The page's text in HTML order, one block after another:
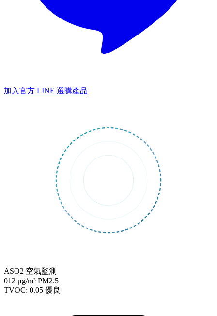
加入官方 LINE 選購產品
ASO2 空氣監測
012 μg/m³ PM2.5
TVOC: 0.05 優良